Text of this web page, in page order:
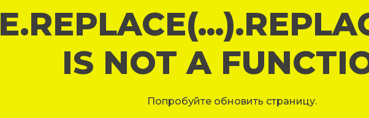
IS NOT A
Попробуйте обновить страницу.